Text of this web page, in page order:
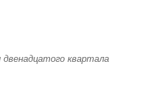
двенадцатого квартала